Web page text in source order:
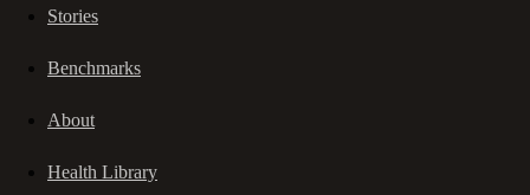
Stories
Benchmarks
About
Health Library